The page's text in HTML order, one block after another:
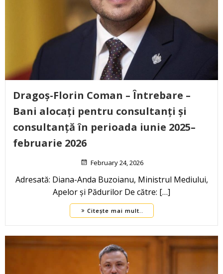
Dragoș-Florin Coman – Întrebare –
Bani alocați pentru consultanți și
consultanță în perioada iunie 2025–
februarie 2026
February 24, 2026
Adresată: Diana-Anda Buzoianu, Ministrul Mediului,
Apelor și Pădurilor De către: […]
Citește mai mult..